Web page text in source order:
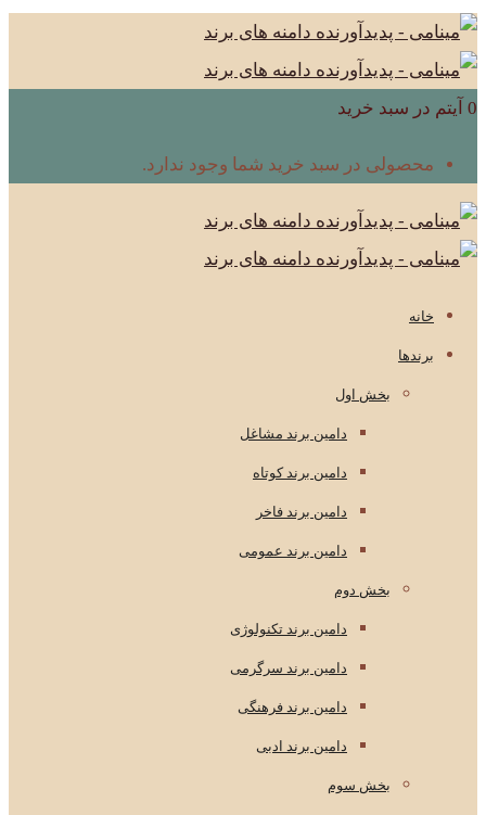
0 آیتم در سبد خرید
محصولی در سبد خرید شما وجود ندارد.
خانه
برندها
بخش اول
دامین برند مشاغل
دامین برند کوتاه
دامین برند فاخر
دامین برند عمومی
بخش دوم
دامین برند تکنولوژی
دامین برند سرگرمی
دامین برند فرهنگی
دامین برند ادبی
بخش سوم